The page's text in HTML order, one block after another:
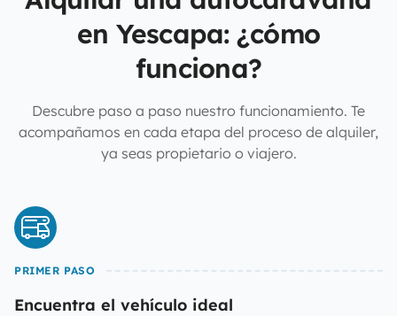
en Yescapa: ¿cómo
funciona?
Descubre paso a paso nuestro funcionamiento. Te
acompañamos en cada etapa del proceso de alquiler,
ya seas propietario o viajero.
PRIMER PASO
Encuentra el vehículo ideal